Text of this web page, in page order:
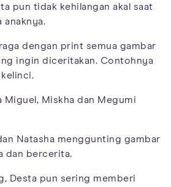
pun tidak kehilangan akal saat
anaknya.
dengan print semua gambar
ingin diceritakan. Contohnya
Miguel, Miskha dan Megumi
Natasha menggunting gambar
dan bercerita.
Desta pun sering memberi